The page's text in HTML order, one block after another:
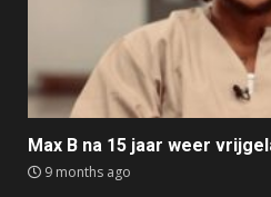
Max B na 15 jaar weer
9 months ago